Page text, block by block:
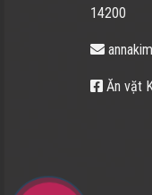
14200
Ăn vặt